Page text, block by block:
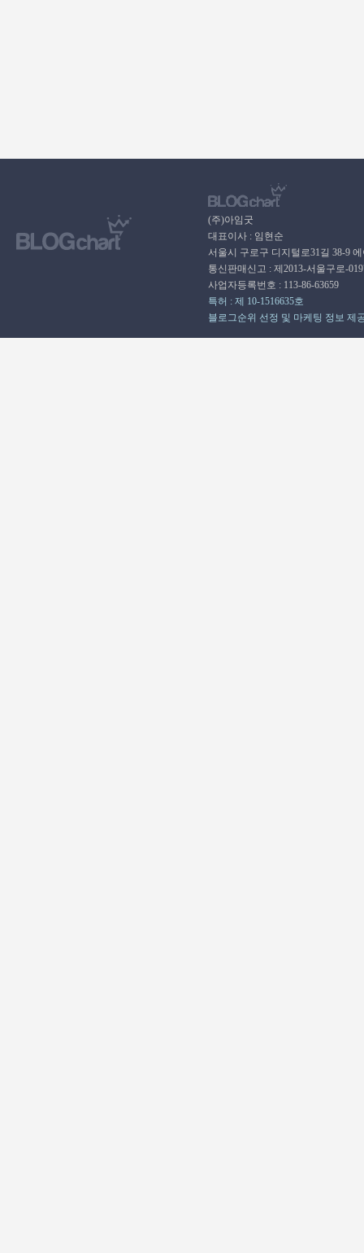
(주)아임굿
대표이사 : 임현순
서울시 구로구 디지털로31길 38-9
통신판매신고 : 제2013-서울구로-
사업자등록번호 : 113-86-63659
특허 : 제 10-1516635호
블로그순위 선정 및 마케팅 정보 제